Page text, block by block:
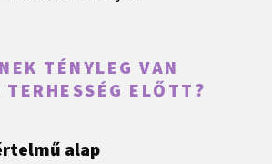
TÉNYLEG VAN
TERHESSÉG ELŐTT?
alap